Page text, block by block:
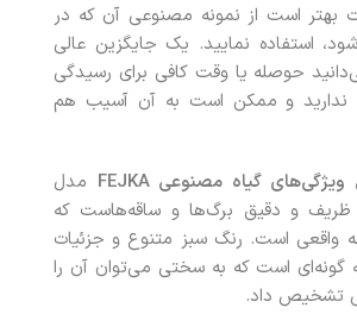
بهتر است از نمونه مصنوعی آن که در
استفاده نمایید. یک جایگزین عالی
حوصله یا وقت کافی برای رسیدگی
ندارید و ممکن است به آن آسیب هم
ویژگی‌های گیاه مصنوعی FEJKA
مدل
ظریف و دقیق برگ‌ها و ساقه‌هاست که
واقعی است. رنگ سبز متنوع و جزئیات
گونه‌ای است که به سختی می‌توان آن را
تشخیص داد.